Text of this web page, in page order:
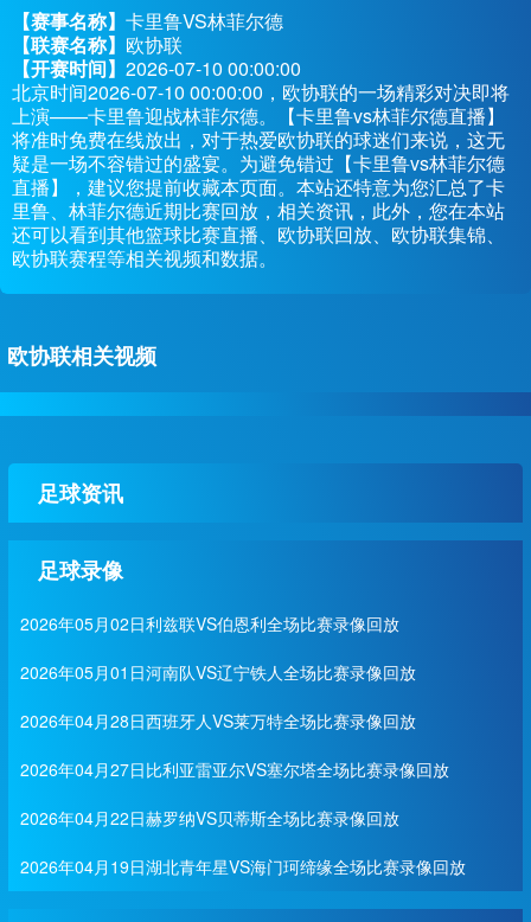
【赛事名称】 卡里鲁VS林菲尔德
【联赛名称】 欧协联
【开赛时间】 2026-07-10 00:00:00
北京时间2026-07-10 00:00:00，欧协联的一场精彩对决即将
上演——卡里鲁迎战林菲尔德。【卡里鲁vs林菲尔德直播】
将准时免费在线放出，对于热爱欧协联的球迷们来说，这无
疑是一场不容错过的盛宴。为避免错过【卡里鲁vs林菲尔德
直播】，建议您提前收藏本页面。本站还特意为您汇总了卡
里鲁、林菲尔德近期比赛回放，相关资讯，此外，您在本站
还可以看到其他篮球比赛直播、欧协联回放、欧协联集锦、
欧协联赛程等相关视频和数据。
欧协联相关视频
足球资讯
足球录像
2026年05月02日利兹联VS伯恩利全场比赛录像回放
2026年05月01日河南队VS辽宁铁人全场比赛录像回放
2026年04月28日西班牙人VS莱万特全场比赛录像回放
2026年04月27日比利亚雷亚尔VS塞尔塔全场比赛录像回放
2026年04月22日赫罗纳VS贝蒂斯全场比赛录像回放
2026年04月19日湖北青年星VS海门珂缔缘全场比赛录像回放